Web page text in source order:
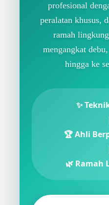
profesional
peralatan khusus,
ramah
mengangkat
hingga ke
✨
🏆 Ahli
🌿 Ramah